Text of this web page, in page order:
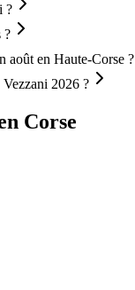
?
?
août en Haute-Corse ?
2026 ?
Corse